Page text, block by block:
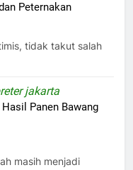
Peternakan
tidak takut salah
jakarta
Panen Bawang
masih menjadi